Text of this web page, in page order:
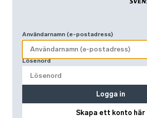
Användarnamn (e-postadress)
Lösenord
Skapa ett konto här
Logga in